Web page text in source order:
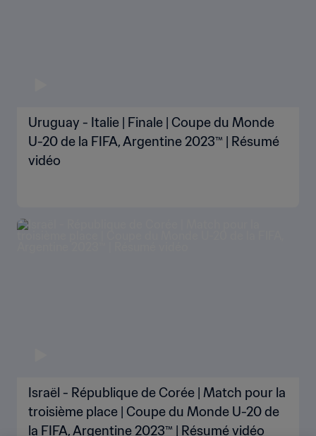
Uruguay - Italie | Finale | Coupe du Monde
U-20 de la FIFA, Argentine 2023™ | Résumé
vidéo
Israël - République de Corée | Match pour la
troisième place | Coupe du Monde U-20 de
la FIFA, Argentine 2023™ | Résumé vidéo